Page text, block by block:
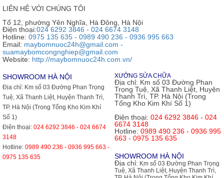
LIÊN HỆ VỚI CHÚNG TÔI
Tổ 12, phường Yên Nghĩa, Hà Đông, Hà Nội
Điện thoại:024 6292 3846 - 024 6674 3148
Hotline: 0975 135 635 - 0989 490 236 - 0936 995 663
Email: maybomnuoc24h@gmail.com -
suamaybomcongnghiep@gmail.com
Website: http://maybomnuoc24h.com.vn/
SHOWROOM HÀ NỘI
Địa chỉ: Km số 03 Đường Phan Trọng
Tuệ, Xã Thanh Liệt, Huyện Thanh Trì,
TP. Hà Nội (Trong Tổng Kho Kim Khí
Số 1)
Điện thoại: 024 6292 3846 - 024 6674
3148
Hotline: 0989 490 236 - 0936 995 663 -
0975 135 635
XƯỞNG SỬA CHỮA
Địa chỉ: Km số 03 Đường Phan
Trọng Tuệ, Xã Thanh Liệt, Huyện
Thanh Trì, TP. Hà Nội (Trong
Tổng Kho Kim Khí Số 1)
Điện thoại: 024 6292 3846 - 024
6674 3148
Hotline: 0989 490 236 - 0936 995
663 - 0975 135 635
SHOWROOM HÀ NỘI
Địa chỉ: Km số 03 Đường Phan Trọng
Tuệ, Xã Thanh Liệt, Huyện Thanh Trì,